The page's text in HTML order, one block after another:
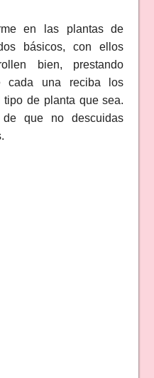
en las plantas de
básicos, con ellos
bien, prestando
cada una reciba los
de planta que sea.
que no descuidas